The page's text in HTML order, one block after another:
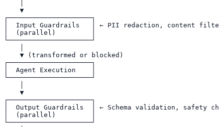
    ▼
┌─────────────────────┐
│  Input Guardrails   │ ← PII redaction, content
│  (parallel)         │
└─────────────────────┘
    ▼ (transformed or blocked)
┌─────────────────────┐
│  Agent Execution    │
└─────────────────────┘
    ▼
┌─────────────────────┐
│  Output Guardrails  │ ← Schema validation, safety
│  (parallel)         │
└─────────────────────┘